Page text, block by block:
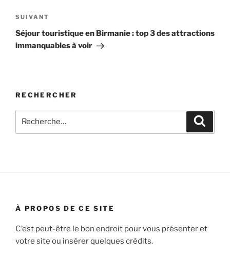
Article
suivant
SUIVANT
Séjour touristique en Birmanie : top 3 des attractions
immanquables à voir
RECHERCHER
pour
À PROPOS DE CE SITE
C’est peut-être le bon endroit pour vous présenter et
votre site ou insérer quelques crédits.